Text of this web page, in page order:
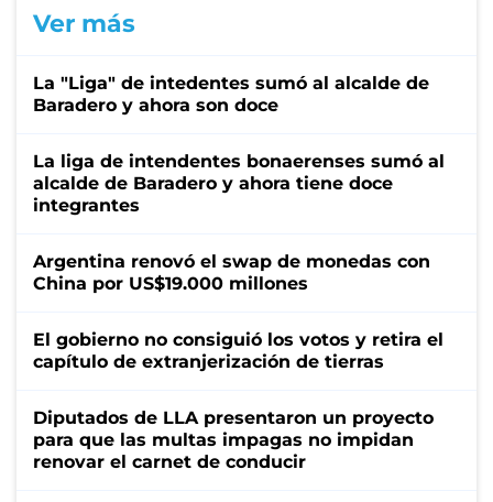
Ver más
La "Liga" de intedentes sumó al alcalde de
Baradero y ahora son doce
La liga de intendentes bonaerenses sumó al
alcalde de Baradero y ahora tiene doce
integrantes
Argentina renovó el swap de monedas con
China por US$19.000 millones
El gobierno no consiguió los votos y retira el
capítulo de extranjerización de tierras
Diputados de LLA presentaron un proyecto
para que las multas impagas no impidan
renovar el carnet de conducir